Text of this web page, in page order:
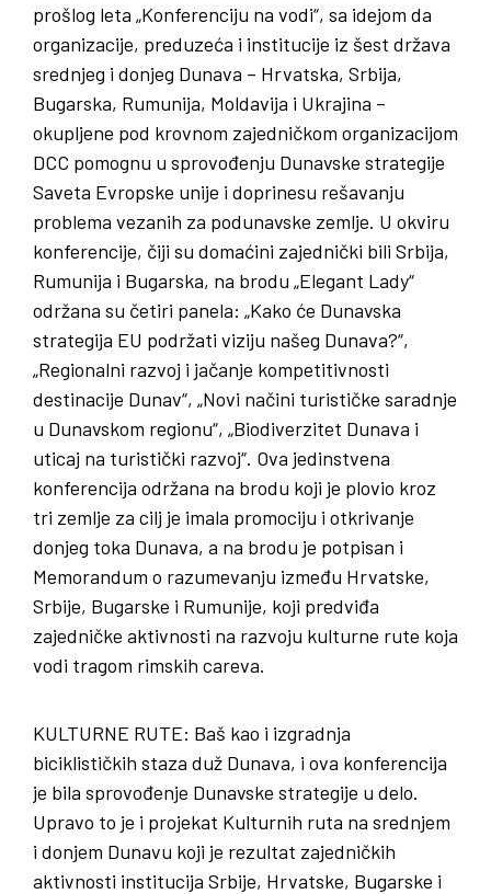
prošlog leta „Konferenciju na vodi“, sa idejom da
organizacije, preduzeća i institucije iz šest država
srednjeg i donjeg Dunava – Hrvatska, Srbija,
Bugarska, Rumunija, Moldavija i Ukrajina –
okupljene pod krovnom zajedničkom organizacijom
DCC pomognu u sprovođenju Dunavske strategije
Saveta Evropske unije i doprinesu rešavanju
problema vezanih za podunavske zemlje. U okviru
konferencije, čiji su domaćini zajednički bili Srbija,
Rumunija i Bugarska, na brodu „Elegant Lady“
održana su četiri panela: „Kako će Dunavska
strategija EU podržati viziju našeg Dunava?“,
„Regionalni razvoj i jačanje kompetitivnosti
destinacije Dunav“, „Novi načini turističke saradnje
u Dunavskom regionu“, „Biodiverzitet Dunava i
uticaj na turistički razvoj“. Ova jedinstvena
konferencija održana na brodu koji je plovio kroz
tri zemlje za cilj je imala promociju i otkrivanje
donjeg toka Dunava, a na brodu je potpisan i
Memorandum o razumevanju između Hrvatske,
Srbije, Bugarske i Rumunije, koji predviđa
zajedničke aktivnosti na razvoju kulturne rute koja
vodi tragom rimskih careva.
KULTURNE RUTE: Baš kao i izgradnja
biciklističkih staza duž Dunava, i ova konferencija
je bila sprovođenje Dunavske strategije u delo.
Upravo to je i projekat Kulturnih ruta na srednjem
i donjem Dunavu koji je rezultat zajedničkih
aktivnosti institucija Srbije, Hrvatske, Bugarske i